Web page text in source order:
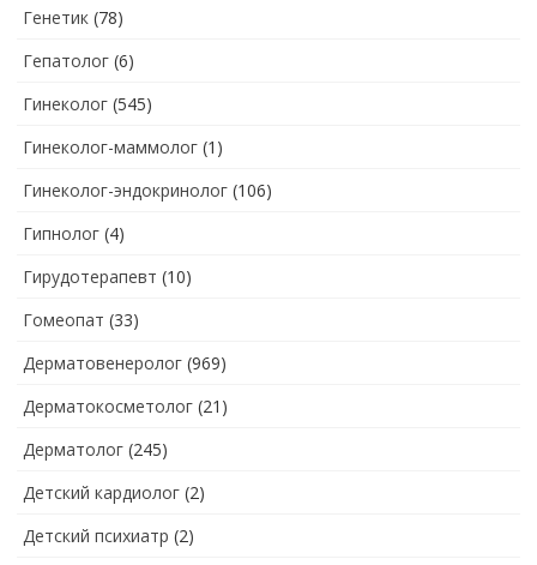
Генетик (78)
Гепатолог (6)
Гинеколог (545)
Гинеколог-маммолог (1)
Гинеколог-эндокринолог (106)
Гипнолог (4)
Гирудотерапевт (10)
Гомеопат (33)
Дерматовенеролог (969)
Дерматокосметолог (21)
Дерматолог (245)
Детский кардиолог (2)
Детский психиатр (2)